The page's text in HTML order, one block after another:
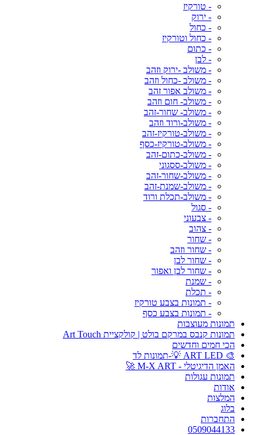
- טורקיז
- ירוק
- כחול
- כחול וטורקיז
- כתום
- לבן
- משולב -ירוק וזהב
- משולב -כחול וזהב
- משולב אפור זהב
- משולב- חום וזהב
- משולב- שחור-זהב
- משולב-ורוד וזהב
- משולב-טורקיז-זהב
- משולב-טורקיז-כסף
- משולב-כתום-זהב
- משולב-ססגוני
- משולב-שחור-זהב
- משולב-שמנת-זהב
- משולב-תכלת ורוד
- סגול
- צבעוני
- צהוב
- שחור
- שחור וזהב
- שחור לבן
- שחור לבן ואפור
- שמנת
- תכלת
- תמונות בצבע טורקיז
- תמונות בצבע כסף
תמונות מעוצבות
תמונות קנבס במרקם בולט | קולקציית Art Touch
הכי חמים וחדשים
🎨 ART LED 💡-תמונות לד
האמן הדיגיטלי - M-X ART 🚀
תמונות עגולות
אודות
המלצות
בלוג
התחברות
0509044133